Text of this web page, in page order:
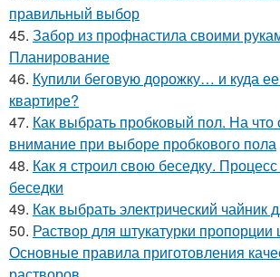
правильный выбор
45. Забор из профнастила своими
Планирование
46. Купили беговую дорожку… и куда
квартире?
47. Как выбрать пробковый пол. На что
внимание при выборе пробкового пола
48. Как я строил свою беседку.
беседки
49. Как выбрать электрический чайник
50. Раствор для штукатурки пропорции
Основные правила приготовления